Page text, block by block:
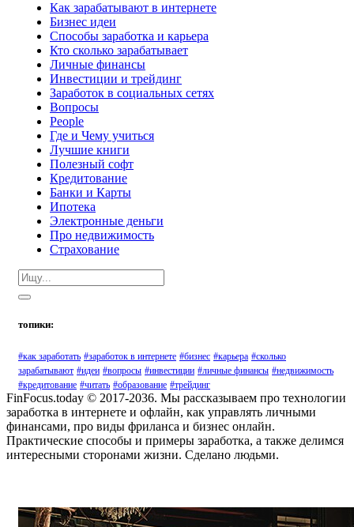
Как зарабатывают в интернете
Бизнес идеи
Способы заработка и карьера
Кто сколько зарабатывает
Личные финансы
Инвестиции и трейдинг
Заработок в социальных сетях
Вопросы
People
Где и Чему учиться
Лучшие книги
Полезный софт
Кредитование
Банки и Карты
Ипотека
Электронные деньги
Про недвижимость
Страхование
топики:
#как заработать #заработок в интернете #бизнес #карьера #сколько
зарабатывают #идеи #вопросы #инвестиции #личные финансы #недвижимость
#кредитование #читать #образование #трейдинг
FinFocus.today © 2017-2036. Мы рассказываем про технологии
заработка в интернете и офлайн, как управлять личными
финансами, про виды фриланса и бизнес онлайн.
Практические способы и примеры заработка, а также делимся
интересными сторонами жизни. Сделано людьми.